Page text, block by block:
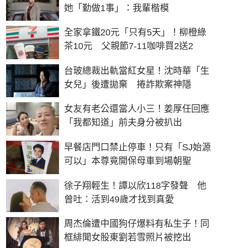
她「勤做1事」：我輩楷模
全家拿鐵20元「只有5天」！柳橙綠
茶10元 父親節7-11咖啡買2送2
台玻總裁出軌當紅女星！沈時華「生
女兒」後遭拋棄 捲詐欺案神隱
女友有老公還當人小三！姜厚任回應
「我都知道」前夫身分被扒出
早餐店門口禁止停車！只有「SJ始源
可以」本尊竟開保母車到場朝聖
徐子翔輕生！譚以欣118字發聲 他
曾吐：活到49歲才找到真愛
周杰倫遭中國狗仔爆料有私生子！同
框緋聞女股東劉若雪照片被挖出